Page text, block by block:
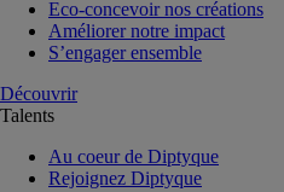
Eco-concevoir nos créations
Améliorer notre impact
S’engager ensemble
Découvrir
Talents
Au coeur de Diptyque
Rejoignez Diptyque